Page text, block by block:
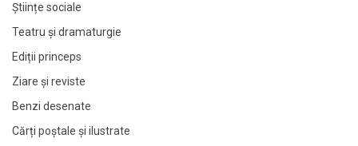
Științe sociale
Teatru și dramaturgie
Ediții princeps
Ziare şi reviste
Benzi desenate
Cărți poștale și ilustrate